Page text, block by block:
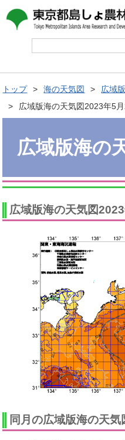
トップ 海の天気図
広域
広域版海の天気図2023年5
広域版海の
広域版海の天気図
同月の広域版海の天気